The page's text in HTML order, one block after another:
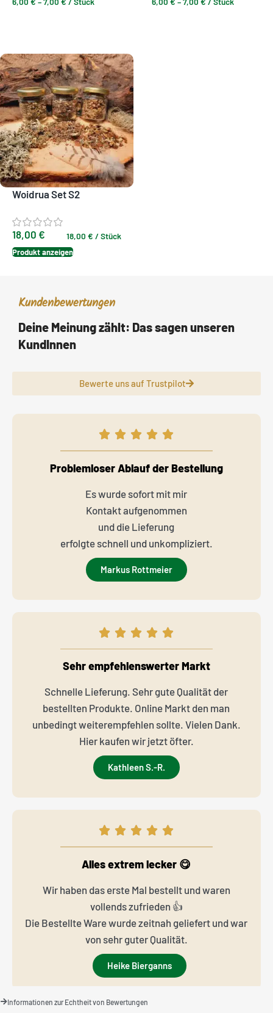
Woidrua Set S2
18,00 € 18,00 € /Stück
Produkt anzeigen
Kundenbewertungen
Deine Meinung zählt: Das sagen unseren
KundInnen
Bewerte uns auf Trustpilot
Problemloser Ablauf der Bestellung
Es wurde sofort mit mir
Kontakt aufgenommen
und die Lieferung
erfolgte schnell und unkompliziert.
Markus Rottmeier
Sehr empfehlenswerter Markt
Schnelle Lieferung. Sehr gute Qualität der
bestellten Produkte. Online Markt den man
unbedingt weiterempfehlen sollte. Vielen Dank.
Hier kaufen wir jetzt öfter.
Kathleen S.-R.
Alles extrem lecker 😋
Wir haben das erste Mal bestellt und waren
vollends zufrieden 👍
Die Bestellte Ware wurde zeitnah geliefert und war
von sehr guter Qualität.
Heike Bierganns
Informationen zur Echtheit von Bewertungen